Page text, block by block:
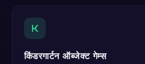
K
किंडरगार्टन ऑब्जेक्ट गेम्स